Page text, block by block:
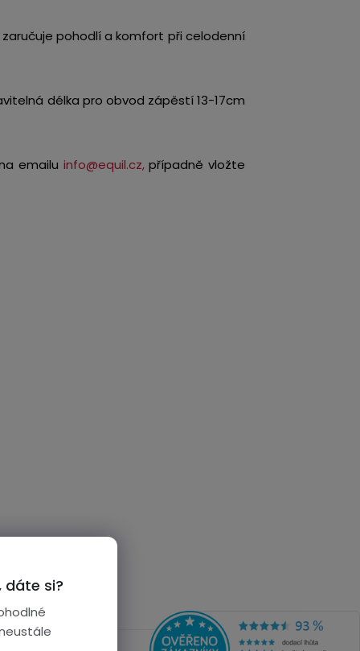
dáte si?
pohodlí a komfort při celodenní
délka pro obvod zápěstí 13-17cm
emailu info@equil.cz,případně vložte